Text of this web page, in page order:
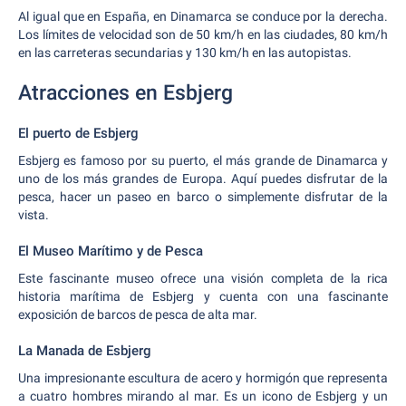
Al igual que en España, en Dinamarca se conduce por la derecha.
Los límites de velocidad son de 50 km/h en las ciudades, 80 km/h
en las carreteras secundarias y 130 km/h en las autopistas.
Atracciones en Esbjerg
El puerto de Esbjerg
Esbjerg es famoso por su puerto, el más grande de Dinamarca y
uno de los más grandes de Europa. Aquí puedes disfrutar de la
pesca, hacer un paseo en barco o simplemente disfrutar de la
vista.
El Museo Marítimo y de Pesca
Este fascinante museo ofrece una visión completa de la rica
historia marítima de Esbjerg y cuenta con una fascinante
exposición de barcos de pesca de alta mar.
La Manada de Esbjerg
Una impresionante escultura de acero y hormigón que representa
a cuatro hombres mirando al mar. Es un icono de Esbjerg y un